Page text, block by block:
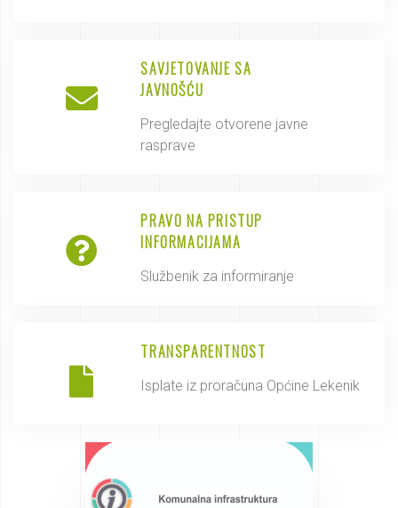
SAVJETOVANJE SA
JAVNOŠĆU
Pregledajte otvorene javne
rasprave
PRAVO NA PRISTUP
INFORMACIJAMA
Službenik za informiranje
TRANSPARENTNOST
Isplate iz proračuna Općine Lekenik